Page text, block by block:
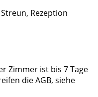
Rezeption
Zimmer ist bis 7 Tage
die AGB, siehe